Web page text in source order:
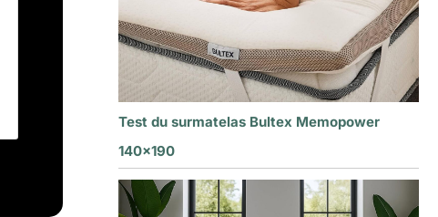
Test du surmatelas Bultex Memopower
140×190